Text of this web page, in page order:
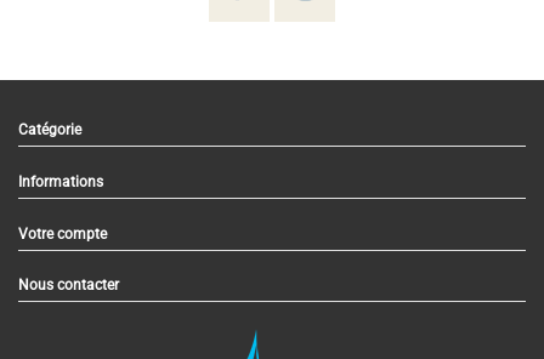
Catégorie
Informations
Votre compte
Nous contacter